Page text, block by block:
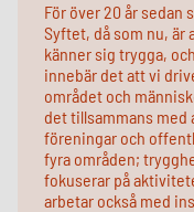
För över 20 år sedan
Syftet, då som nu, är
känner sig trygga,
innebär det att vi
området och
det tillsammans med
föreningar och
fyra områden;
fokuserar på
arbetar också med